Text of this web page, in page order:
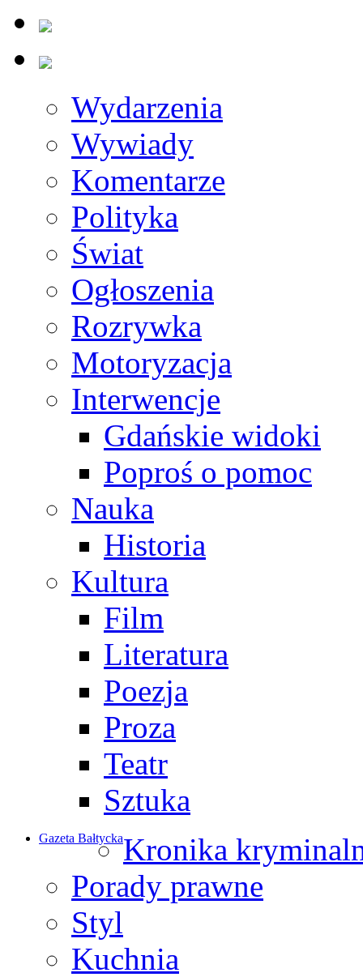
Wydarzenia
Wywiady
Komentarze
Polityka
Świat
Ogłoszenia
Rozrywka
Motoryzacja
Interwencje
Gdańskie widoki
Poproś o pomoc
Nauka
Historia
Kultura
Film
Literatura
Poezja
Proza
Teatr
Sztuka
Gazeta BałtyckaKronika
Porady prawne
Styl
Kuchnia